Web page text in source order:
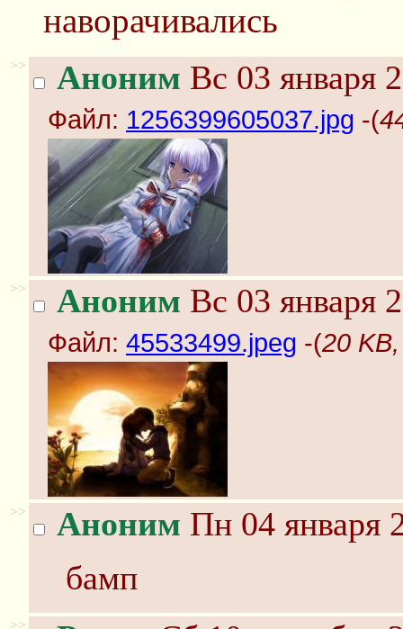
наворачивались
>> Аноним Вс 03 января
Файл: 1256399605037.jpg -(
>> Аноним Вс 03 января
Файл: 45533499.jpeg -(20
>> Аноним Пн 04 января
бамп
>>